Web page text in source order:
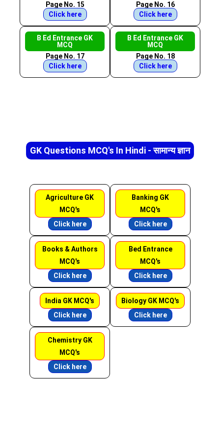
Page No. 15
Click here
Page No. 16
Click here
B Ed Entrance GK
MCQ
Page No. 17
Click here
B Ed Entrance GK
MCQ
Page No. 18
Click here
GK Questions MCQ's In Hindi - सामान्य ज्ञान
Agriculture GK
MCQ's
Click here
Banking GK
MCQ's
Click here
Books & Authors
MCQ's
Click here
Bed Entrance
MCQ's
Click here
India GK MCQ's
Click here
Biology GK MCQ's
Click here
Chemistry GK
MCQ's
Click here